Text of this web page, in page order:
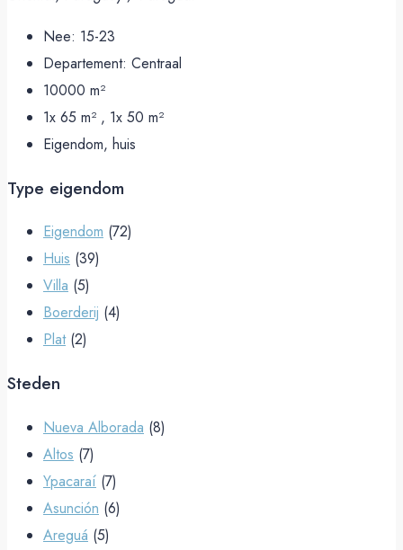
Nee: 15-23
Departement: Centraal
10000 m²
1x 65 m² , 1x 50 m²
Eigendom, huis
Type eigendom
Eigendom (72)
Huis (39)
Villa (5)
Boerderij (4)
Plat (2)
Steden
Nueva Alborada (8)
Altos (7)
Ypacaraí (7)
Asunción (6)
Areguá (5)